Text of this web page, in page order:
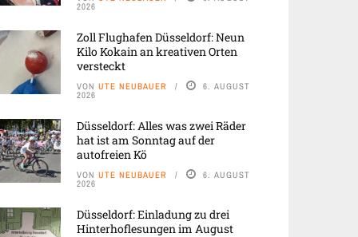
2026
Zoll Flughafen Düsseldorf: Neun
Kilo Kokain an kreativen Orten
versteckt
VON UTE NEUBAUER 6. AUGUST
2026
Düsseldorf: Alles was zwei Räder
hat ist am Sonntag auf der
autofreien Kö
VON UTE NEUBAUER 6. AUGUST
2026
Düsseldorf: Einladung zu drei
Hinterhoflesungen im August